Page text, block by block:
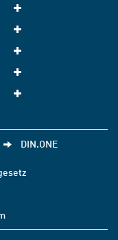
DIN.ONE